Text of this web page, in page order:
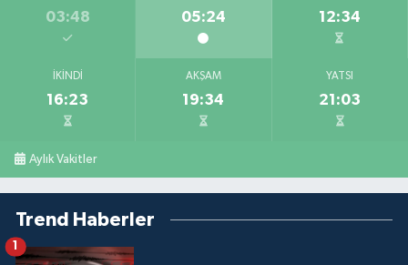
03:48 05:24 12:34
İKINDI
16:23
AKŞAM
19:34
YATSI
21:03
Aylık Vakitler
Trend Haberler
1